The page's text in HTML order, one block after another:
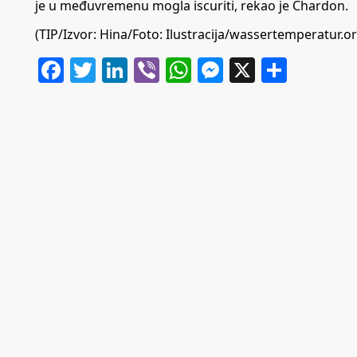
je u međuvremenu mogla iscuriti, rekao je Chardon.
(TIP/Izvor: Hina/Foto: Ilustracija/
Facebook
Twitter
LinkedIn
ViberWhatsApp
Messenger
X